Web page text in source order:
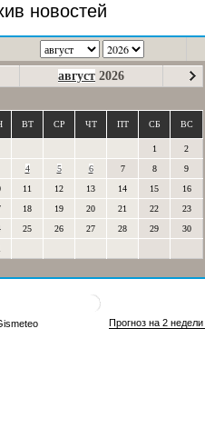
новостей
август 2026
ВТ СР ЧТ ПТ СБ ВС
1
2
4 5 6 7 8
9
11 12 13 14 15
16
18 19 20 21 22
23
25 26 27 28 29
30